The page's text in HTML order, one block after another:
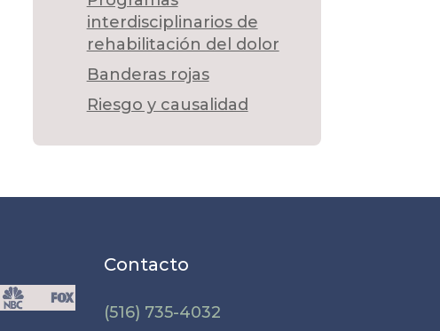
interdisciplinarios de
rehabilitación del dolor
Banderas rojas
Riesgo y causalidad
Contacto
(516) 735-4032